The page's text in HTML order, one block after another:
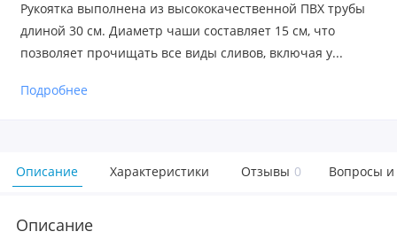
Рукоятка выполнена из высококачественной ПВХ трубы
длиной 30 см. Диаметр чаши составляет 15 см, что
позволяет прочищать все виды сливов, включая у...
Подробнее
Описание Характеристики Отзывы 0 Вопросы и
Описание